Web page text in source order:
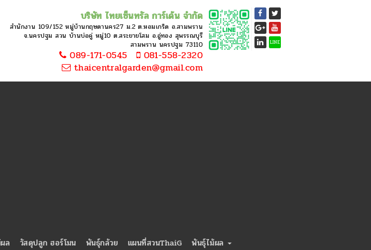
บริษัท ไทยเซ็นทรัล การ์เด้น จำกัด
สำนักงาน 109/152 หมู่บ้านกฤษดานคร27 ม.2 ต.หอมเกร็ด อ.สามพราน
จ.นครปฐม สวน บ้านบ่อคู่ หมู่10 ต.สระยายโสม อ.อู่ทอง สุพรรณบุรี
สามพราน นครปฐม 73110
089-171-0545
081-558-2320
thaicentralgarden@gmail.com
LINE
ล วัสดุปลูก ฮอร์โมน พันธุ์กล้วย แผนที่สวนThaiG
พันธุ์ไม้ผล